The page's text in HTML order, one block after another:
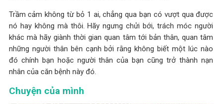
Trầm cảm không từ bỏ 1 ai, chẳng qua bạn có vượt qua được
nó hay không mà thôi. Hãy ngưng chửi bới, trách móc người
khác mà hãy giành thời gian quan tâm tới bản thân, quan tâm
những người thân bên cạnh bởi rằng không biết một lúc nào
đó chính bạn hoặc người thân của bạn cũng trở thành nạn
nhân của căn bệnh này đó.
Chuyện của mình